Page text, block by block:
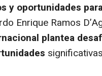
y oportunidades
Enrique Ramos
plantea